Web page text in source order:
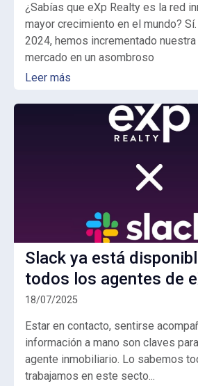
¿Sabías que eXp Realty es la red
mayor crecimiento en el mundo?
2024, hemos incrementado
mercado en un asombroso
Leer más
Slack ya está
todos los agentes de
18/07/2025
Estar en contacto, sentirse
información a mano son claves
agente inmobiliario. Lo sabemos
trabajamos en este secto...